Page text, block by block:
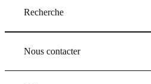
Recherche
Nous contacter